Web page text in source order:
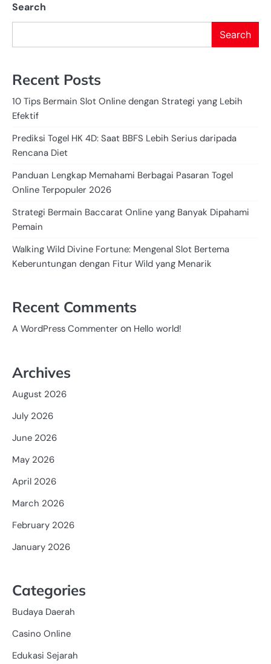
Search
Search
Recent Posts
10 Tips Bermain Slot Online dengan Strategi yang Lebih
Efektif
Prediksi Togel HK 4D: Saat BBFS Lebih Serius daripada
Rencana Diet
Panduan Lengkap Memahami Berbagai Pasaran Togel
Online Terpopuler 2026
Strategi Bermain Baccarat Online yang Banyak Dipahami
Pemain
Walking Wild Divine Fortune: Mengenal Slot Bertema
Keberuntungan dengan Fitur Wild yang Menarik
Recent Comments
A WordPress Commenter on Hello world!
Archives
August 2026
July 2026
June 2026
May 2026
April 2026
March 2026
February 2026
January 2026
Categories
Budaya Daerah
Casino Online
Edukasi Sejarah